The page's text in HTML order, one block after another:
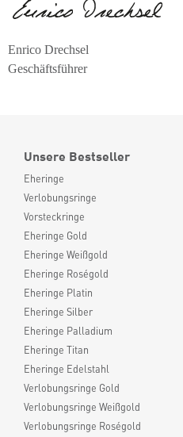
Enrico Drechsel
Geschäftsführer
Unsere Bestseller
Eheringe
Verlobungsringe
Vorsteckringe
Eheringe Gold
Eheringe Weißgold
Eheringe Roségold
Eheringe Platin
Eheringe Silber
Eheringe Palladium
Eheringe Titan
Eheringe Edelstahl
Verlobungsringe Gold
Verlobungsringe Weißgold
Verlobungsringe Roségold